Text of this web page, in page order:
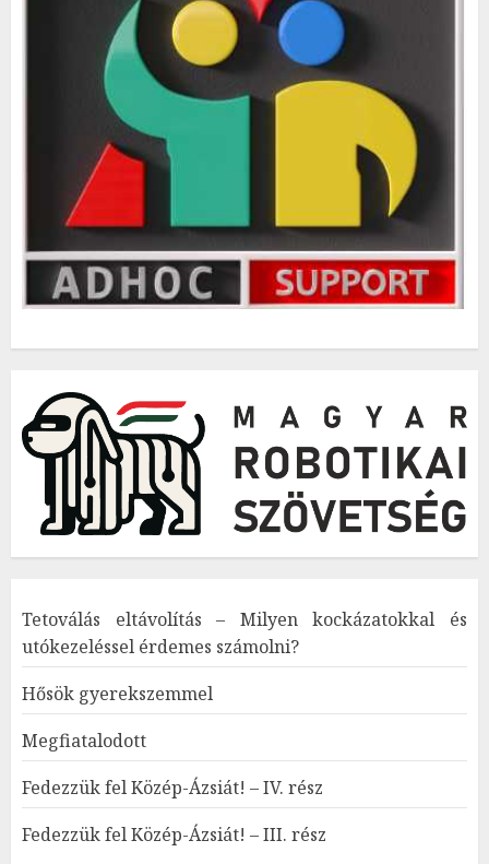
Tetoválás eltávolítás – Milyen kockázatokkal és
utókezeléssel érdemes számolni?
Hősök gyerekszemmel
Megfiatalodott
Fedezzük fel Közép-Ázsiát! – IV. rész
Fedezzük fel Közép-Ázsiát! – III. rész